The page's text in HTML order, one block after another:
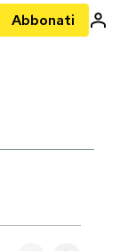
Abbonati